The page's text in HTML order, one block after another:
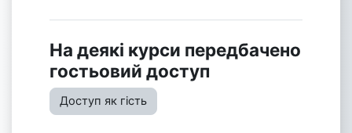
На деякі курси передбачено
гостьовий доступ
Доступ як гість